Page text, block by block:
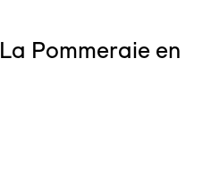
Pommeraie en